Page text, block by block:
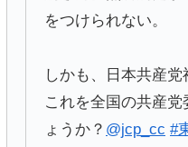
をつけられない。
しかも、日本共産党
これを全国の共産
ょうか？ @jcp_cc #